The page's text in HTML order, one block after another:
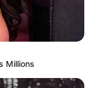
Millions